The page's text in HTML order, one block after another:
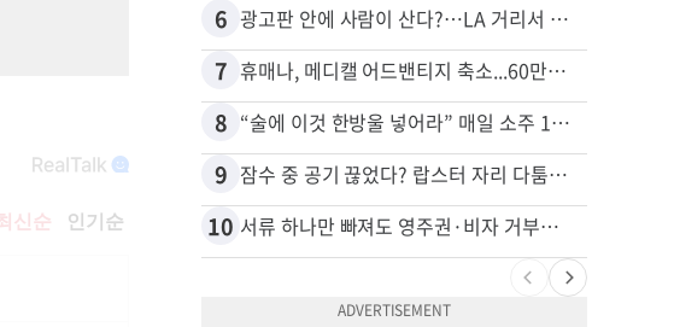
6 광고판 안에 사람이 산다?…LA 거리서 화제
7 휴매나, 메디캘 어드밴티지 축소...60만명 플랜 상실 위기
8 “술에 이것 한방울 넣어라” 매일 소주 1병 까는 91세의 철칙
9 잠수 중 공기 끊었다? 랍스터 자리 다툼이 살인미수 사건으로
10 서류 하나만 빠져도 영주권·비자 거부…심사관 재량권 대폭 확대